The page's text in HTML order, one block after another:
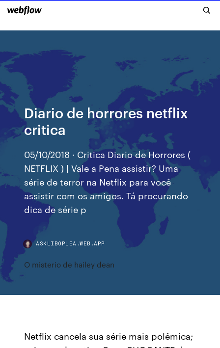
Diario de horrores netflix
critica
05/10/2018 · Critica Diario de Horrores (
NETFLIX ) | Vale a Pena assistir? Uma
série de terror na Netflix para você
assistir com os amigos. Tá procurando
dica de série p
ASKLIBOPLEA.WEB.APP
O misterio de hailey dean
Netflix cancela sua série mais polêmica;